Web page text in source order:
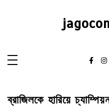
ব্রাজিলকে হারিয়ে